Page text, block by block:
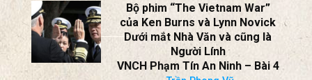
Bộ phim “The Vietnam War”
của Ken Burns và Lynn Novick
Dưới mắt Nhà Văn và cũng là
Người Lính
VNCH Phạm Tín An Ninh – Bài 4